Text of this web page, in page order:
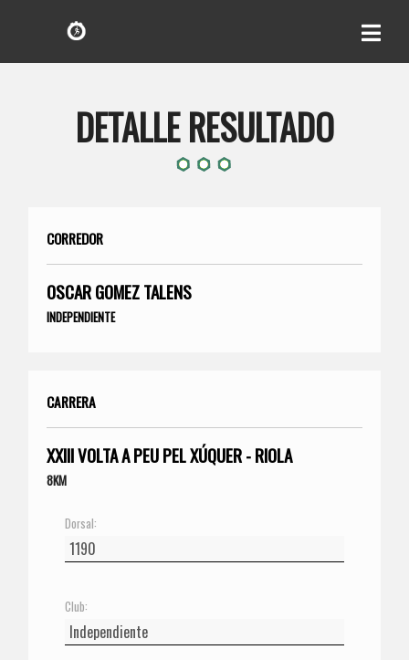
DETALLE RESULTADO
CORREDOR
OSCAR GOMEZ TALENS
INDEPENDIENTE
CARRERA
XXIII VOLTA A PEU PEL XÚQUER - RIOLA
8KM
Dorsal:
Club: